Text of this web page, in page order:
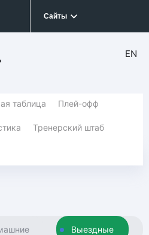
Сайты
EN
таблица Плей-офф
Тренерский штаб
Выездные